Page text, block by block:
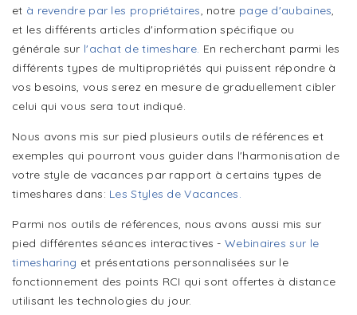
et à revendre par les propriétaires, notre page d'aubaines,
et les différents articles d'information spécifique ou
générale sur l'achat de timeshare. En recherchant parmi les
différents types de multipropriétés qui puissent répondre à
vos besoins, vous serez en mesure de graduellement cibler
celui qui vous sera tout indiqué.
Nous avons mis sur pied plusieurs outils de références et
exemples qui pourront vous guider dans l'harmonisation de
votre style de vacances par rapport à certains types de
timeshares dans: Les Styles de Vacances.
Parmi nos outils de références, nous avons aussi mis sur
pied différentes séances interactives -Webinaires sur le
timesharing et présentations personnalisées sur le
fonctionnement des points RCI qui sont offertes à distance
utilisant les technologies du jour.